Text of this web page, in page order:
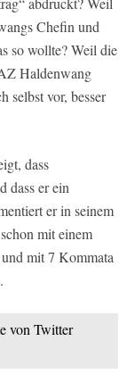
Chefin und
so wollte? Weil die
Haldenwang
selbst vor, besser
dass
dass er ein
er in seinem
mit einem
mit 7 Kommata
von Twitter